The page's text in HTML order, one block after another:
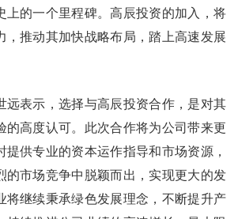
上的一个里程碑。高辰投资的加入，将
，推动其加快战略布局，踏上高速发展
远表示，选择与高辰投资合作，是对其
的高度认可。此次合作将为公司带来更
提供专业的资本运作指导和市场资源，
的市场竞争中脱颖而出，实现更大的发
将继续秉承绿色发展理念，不断提升产